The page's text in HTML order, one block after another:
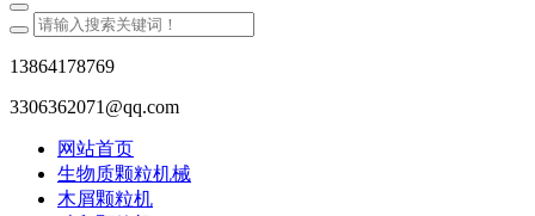
13864178769
3306362071@qq.com
网站首页
生物质颗粒机械
木屑颗粒机